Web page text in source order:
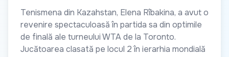
Tenismena din Kazahstan, Elena Rîbakina, a avut o
revenire spectaculoasă în partida sa din optimile
de finală ale turneului WTA de la Toronto.
Jucătoarea clasată pe locul 2 în ierarhia mondială